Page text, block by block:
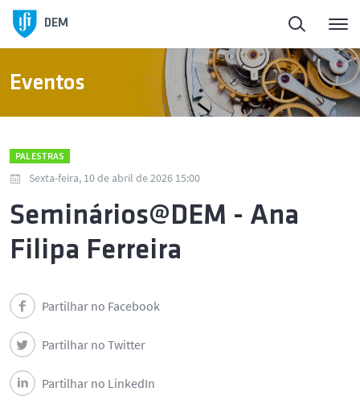
DEM
Eventos
PALESTRAS
Sexta-feira, 10 de abril de 2026 15:00
Seminários@DEM - Ana
Filipa Ferreira
Partilhar no Facebook
Partilhar no Twitter
Partilhar no LinkedIn